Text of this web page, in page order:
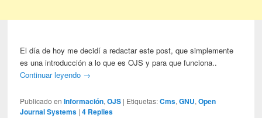
El día de hoy me decidí a redactar este post, que simplemente
es una introducción a lo que es OJS y para que funciona..
Continuar leyendo →
Publicado en Información,OJS | Etiquetas: Cms,GNU,Open
Journal Systems |4 Replies